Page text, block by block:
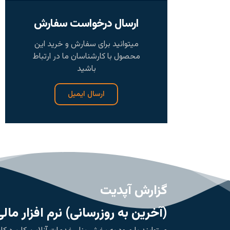
ارسال درخواست سفارش
میتوانید برای سفارش و خرید این
محصول با کارشناسان ما در ارتباط
باشید
ارسال ایمیل
گزارش آپدیت
(آخرین به روزرسانی) نرم افزار